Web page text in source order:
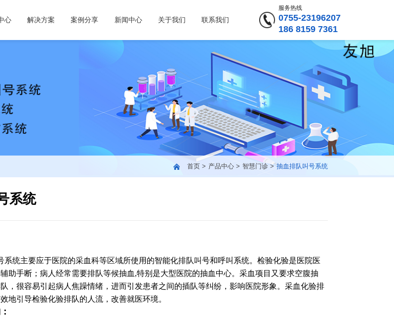
心 解决方案 案例分享 新闻中心 关于我们 联系我们
服务热线
0755-23196207
186 8159 7361
首页 产品中心 智慧门诊 抽血排队叫号系统
系统
统主要应于医院的采血科等区域所使用的智能化排队叫号和呼叫系统。检验化验是医院医
助手断；病人经常需要排队等候抽血,特别是大型医院的抽血中心。采血项目又要求空腹抽
，很容易引起病人焦躁情绪，进而引发患者之间的插队等纠纷，影响医院形象。采血化验排
地引导检验化验排队的人流，改善就医环境。